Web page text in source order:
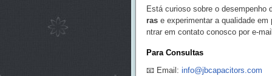
Está curioso sobre o
rase experimentar a qualidade em
ntrar em contato conosco por e-
Para Consultas
📧 Email: info@jbcapacitors.com